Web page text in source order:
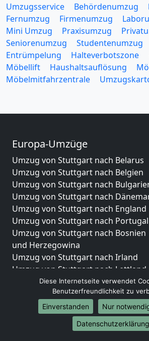
Umzugsservice Behördenumzug
Fernumzug
Firmenumzug
Mini Umzug
Praxisumzug
Seniorenumzug
Studentenumzug
Entrümpelung
Halteverbotszone
Möbellift
Haushaltsauflösung
Möbelmitfahrzentrale
Europa-Umzüge
Umzug von Stuttgart nach Belarus
Umzug von Stuttgart nach Belgien
Umzug von Stuttgart nach
Umzug von Stuttgart nach
Umzug von Stuttgart nach England
Umzug von Stuttgart nach Portugal
Umzug von Stuttgart nach Bosnien
und Herzegowina
Umzug von Stuttgart nach Irland
Umzug von Stuttgart nach Lettland
Umzug von Stuttgart nach Zypern
Umzug von Stuttgart nach Kroatien
Umzug von Stuttgart nach Estland
Umzug von Stuttgart nach Finnland
Umzug von Stuttgart nach
Diese Internetseite verwendet
Benutzerfreundlichkeit zu
Einverstanden
Nur
Datenschutzerklärung